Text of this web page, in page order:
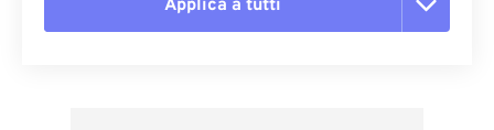
Applica a tutti